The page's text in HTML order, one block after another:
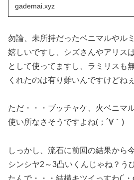
gademai.xyz
勿論、未所持だったベニマルやル
嬉しいですし、シズさんやアリス
として使ってますし、ラミリスも
くれたのは有り難いんですけどねぇ
ただ・・・ブッチャケ、火ベニマ
使い所なさそうですよね(；´∀｀)
しっかし、流石に前回の結果から
シンシヤ2～3凸いくんじゃね？う